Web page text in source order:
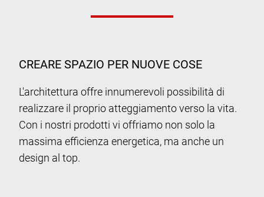
CREARE SPAZIO PER NUOVE COSE
L'architettura offre innumerevoli possibilità di
realizzare il proprio atteggiamento verso la vita.
Con i nostri prodotti vi offriamo non solo la
massima efficienza energetica, ma anche un
design al top.